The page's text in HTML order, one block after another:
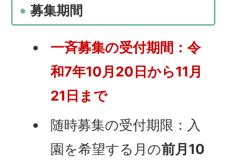
募集期間
一斉募集の受付期間：令
和7年10月20日から11月
21日まで
随時募集の受付期限：入
園を希望する月の前月10